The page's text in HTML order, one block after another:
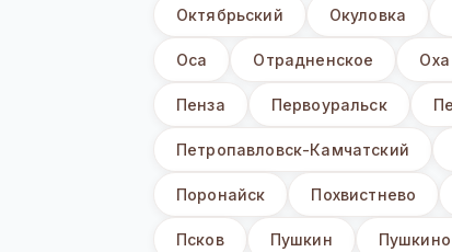
Октябрьский Окуловка
Оса Отрадненское Оха
Пенза Первоуральск
Петропавловск-Камчатский
Поронайск Похвистнево
Псков Пушкин Пушкино